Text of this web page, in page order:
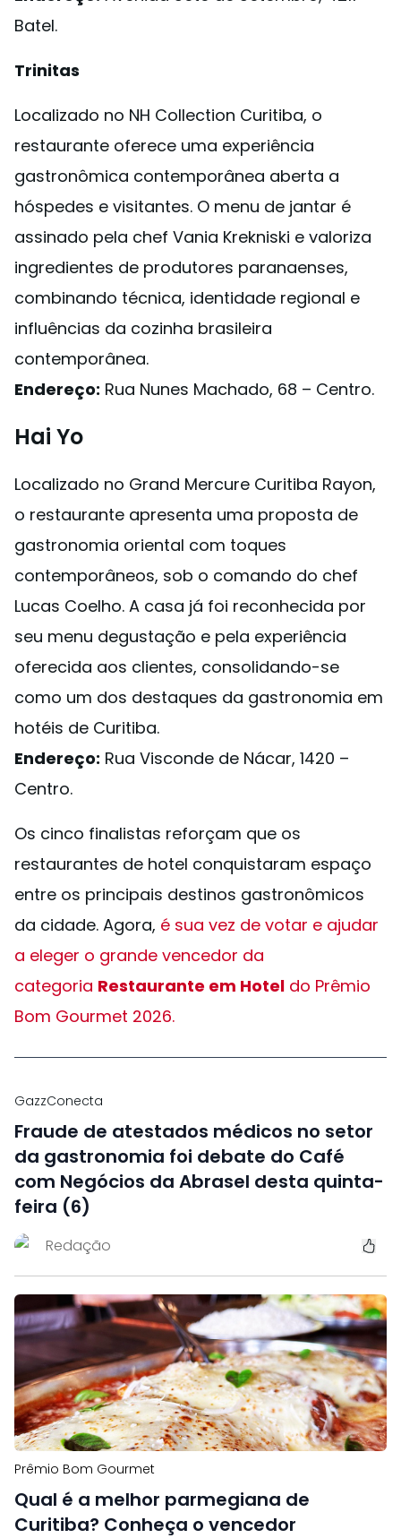
Batel.
Trinitas
Localizado no NH Collection Curitiba, o
restaurante oferece uma experiência
gastronômica contemporânea aberta a
hóspedes e visitantes. O menu de jantar é
assinado pela chef Vania Krekniski e valoriza
ingredientes de produtores paranaenses,
combinando técnica, identidade regional e
influências da cozinha brasileira
contemporânea.
Endereço: Rua Nunes Machado, 68 – Centro.
Hai Yo
Localizado no Grand Mercure Curitiba Rayon,
o restaurante apresenta uma proposta de
gastronomia oriental com toques
contemporâneos, sob o comando do chef
Lucas Coelho. A casa já foi reconhecida por
seu menu degustação e pela experiência
oferecida aos clientes, consolidando-se
como um dos destaques da gastronomia em
hotéis de Curitiba.
Endereço: Rua Visconde de Nácar, 1420 –
Centro.
Os cinco finalistas reforçam que os
restaurantes de hotel conquistaram espaço
entre os principais destinos gastronômicos
da cidade. Agora, é sua vez de votar e ajudar
a eleger o grande vencedor da
categoria Restaurante em Hotel do Prêmio
Bom Gourmet 2026.
GazzConecta
Fraude de atestados médicos no setor
da gastronomia foi debate do Café
com Negócios da Abrasel desta quinta-
feira (6)
Redação
Prêmio Bom Gourmet
Qual é a melhor parmegiana de
Curitiba? Conheça o vencedor